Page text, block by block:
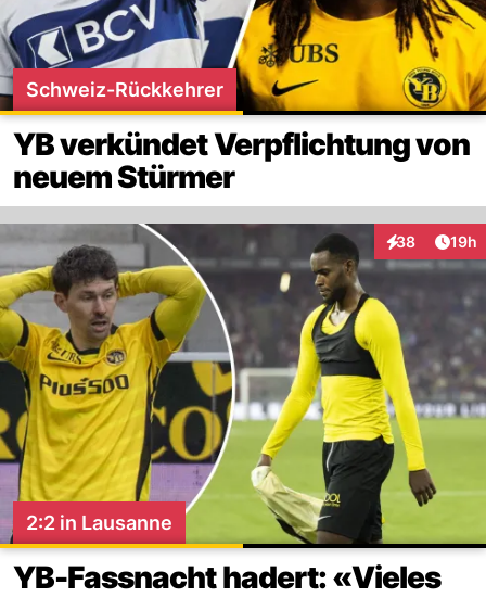
Schweiz-Rückkehrer
YB verkündet Verpflichtung von
neuem Stürmer
38
Interaktionen
19h
2:2 in Lausanne
YB-Fassnacht hadert: «Vieles